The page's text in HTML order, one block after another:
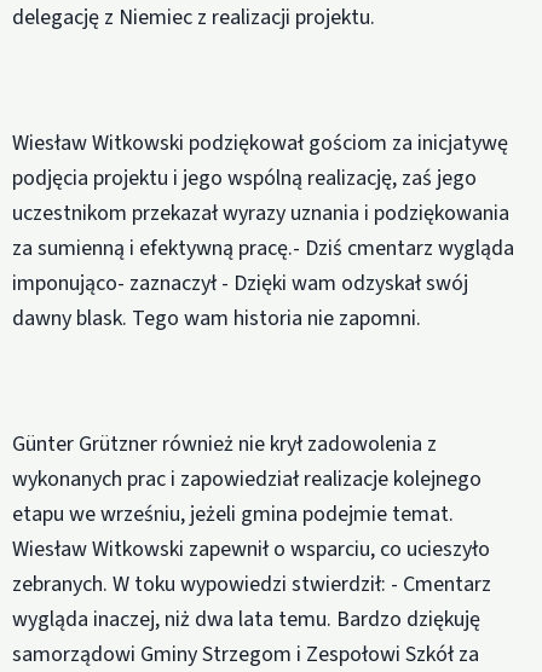
delegację z Niemiec z realizacji projektu.
Wiesław Witkowski podziękował gościom za inicjatywę
podjęcia projektu i jego wspólną realizację, zaś jego
uczestnikom przekazał wyrazy uznania i podziękowania
za sumienną i efektywną pracę.- Dziś cmentarz wygląda
imponująco- zaznaczył - Dzięki wam odzyskał swój
dawny blask. Tego wam historia nie zapomni.
Günter Grützner również nie krył zadowolenia z
wykonanych prac i zapowiedział realizacje kolejnego
etapu we wrześniu, jeżeli gmina podejmie temat.
Wiesław Witkowski zapewnił o wsparciu, co ucieszyło
zebranych. W toku wypowiedzi stwierdził: - Cmentarz
wygląda inaczej, niż dwa lata temu. Bardzo dziękuję
samorządowi Gminy Strzegom i Zespołowi Szkół za